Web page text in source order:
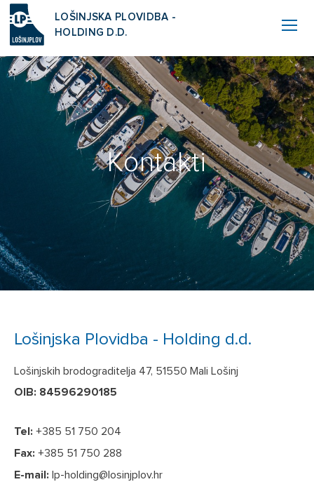
LOŠINJSKA PLOVIDBA -
HOLDING D.D.
Kontakti
Lošinjska Plovidba - Holding d.d.
Lošinjskih brodograditelja 47, 51550 Mali Lošinj
OIB: 84596290185
Tel: +385 51 750 204
Fax: +385 51 750 288
E-mail: lp-holding@losinjplov.hr